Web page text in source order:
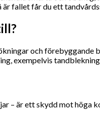
är fallet får du ett
och förebyggande
exempelvis
– är ett skydd mot höga